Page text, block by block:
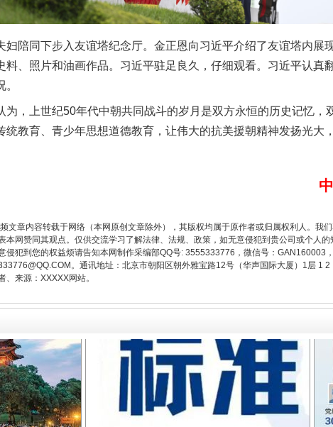
同下步入友谊塔纪念厅。金正恩向习近平介绍了友谊塔内展
料、照片和油画作品。习近平驻足良久，仔细观看。习近平认真
上世纪50年代中朝共同战斗的岁月是双方永恒的历史记忆，
统教育、青少年思想道德教育，让伟大的抗美援朝精神发扬光大
文章内容转载于网络（本网原创文章除外），其版权均属于原作者或归属权利人。我
本网赞同其观点。仅供交流学习了解法律、法规、政策，如无意侵犯到贵公司或个人
侵犯到您的权益烦请告知本网制作采编部QQ号: 3555333776，微信号：GAN160003
。通讯地址：北京市朝阳区朝外雅宝路12号（华声国际大厦）1层 1
来源：XXXXX网站。
一批国家标准开始实施